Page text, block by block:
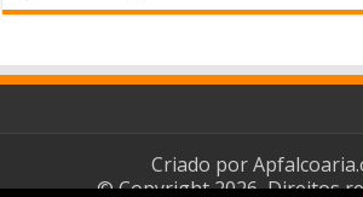
Criado por
© Copyright 2026, Direitos